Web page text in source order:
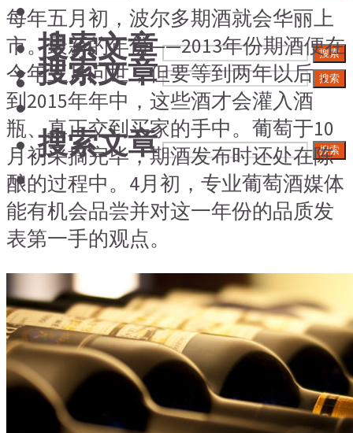
搜索文章 搜索
搜索文章 搜索
搜索文章 搜索
每年五月初，波尔多期酒就会华丽上
市。最新的年份——2013年份期酒便在
今年五月问世，但要等到两年以后，
到2015年年中，这些酒才会灌入酒
瓶、真正交到买家的手中。葡萄于10
月初采摘完毕，期酒发布时还处在陈
酿的过程中。4月初，专业葡萄酒媒体
能有机会品尝并对这一年份的品质发
表第一手的观点。